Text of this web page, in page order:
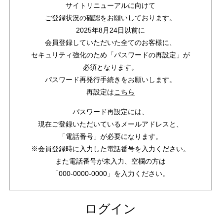
サイトリニューアルに向けて
ご登録状況の確認をお願いしております。
2025年8月24日以前に
会員登録していただいた全てのお客様に、
セキュリティ強化のため「パスワードの再設定」が
必須となります。
パスワード再発行手続きをお願いします。
再設定はこちら
パスワード再設定には、
現在ご登録いただいているメールアドレスと、
「電話番号」が必要になります。
※会員登録時に入力した電話番号を入力ください。
また電話番号が未入力、空欄の方は
「000-0000-0000」を入力ください。
ログイン